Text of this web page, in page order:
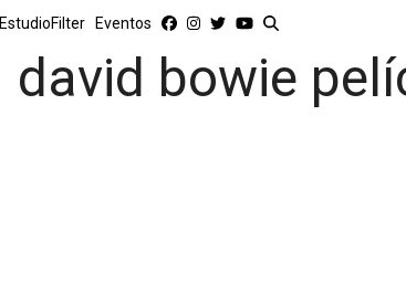
EstudioFilter Eventos
david bowie